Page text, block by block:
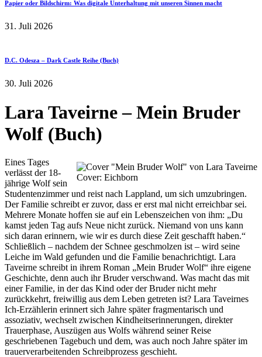
Papier oder Bildschirm: Was digitale Unterhaltung mit unseren Sinnen macht
31. Juli 2026
D.C. Odesza – Dark Castle Reihe (Buch)
30. Juli 2026
Lara Taveirne – Mein Bruder
Wolf (Buch)
Cover: Eichborn
Eines Tages
verlässt der 18-
jährige Wolf sein
Studentenzimmer und reist nach Lappland, um sich umzubringen.
Der Familie schreibt er zuvor, dass er erst mal nicht erreichbar sei.
Mehrere Monate hoffen sie auf ein Lebenszeichen von ihm: „Du
kamst jeden Tag aufs Neue nicht zurück. Niemand von uns kann
sich daran erinnern, wie wir es durch diese Zeit geschafft haben.“
Schließlich – nachdem der Schnee geschmolzen ist – wird seine
Leiche im Wald gefunden und die Familie benachrichtigt. Lara
Taveirne schreibt in ihrem Roman „Mein Bruder Wolf“ ihre eigene
Geschichte, denn auch ihr Bruder verschwand. Was macht das mit
einer Familie, in der das Kind oder der Bruder nicht mehr
zurückkehrt, freiwillig aus dem Leben getreten ist? Lara Taveirnes
Ich-Erzählerin erinnert sich Jahre später fragmentarisch und
assoziativ, wechselt zwischen Kindheitserinnerungen, direkter
Trauerphase, Auszügen aus Wolfs während seiner Reise
geschriebenen Tagebuch und dem, was auch noch Jahre später im
trauerverarbeitenden Schreibprozess geschieht.